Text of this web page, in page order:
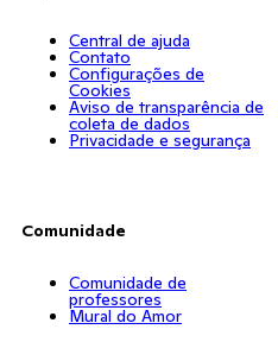
Central de ajuda
Contato
Configurações de
Cookies
Aviso de transparência de
coleta de dados
Privacidade e segurança
Comunidade
Comunidade de
professores
Mural do Amor